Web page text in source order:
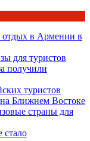
отдых в Армении в
для туристов
получили
туристов
Ближнем Востоке
страны для
стало